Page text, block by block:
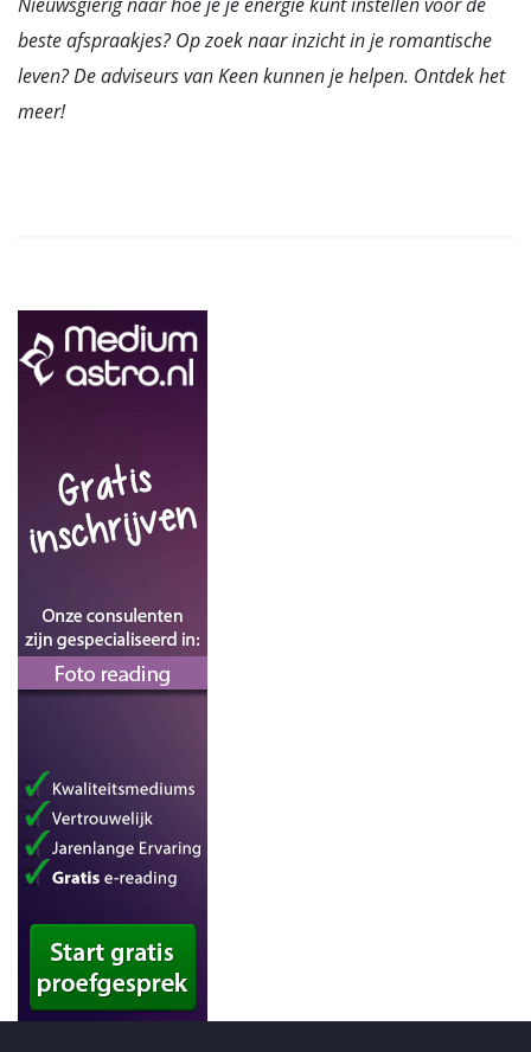
beste afspraakjes? Op zoek naar inzicht in je romantische
leven? De adviseurs van Keen kunnen je helpen. Ontdek het
meer!